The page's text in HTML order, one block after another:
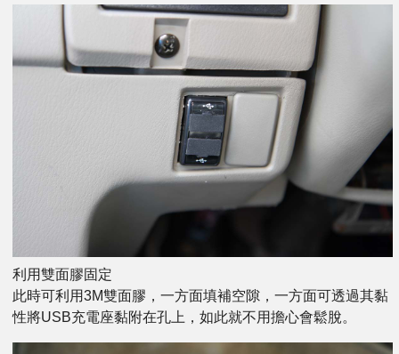
利用雙面膠固定
此時可利用3M雙面膠，一方面填補空隙，一方面可透過其黏
性將USB充電座黏附在孔上，如此就不用擔心會鬆脫。